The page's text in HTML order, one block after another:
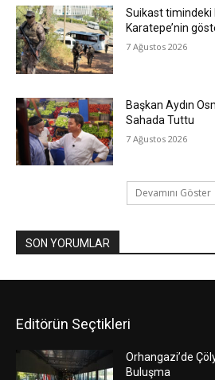
Suikast timindeki
Karatepe’nin
7 Ağustos 2026
Başkan Aydın
Sahada Tuttu
7 Ağustos 2026
Devamını Göster
SON YORUMLAR
Editörün Seçtikleri
Orhangazi’de
Buluşma